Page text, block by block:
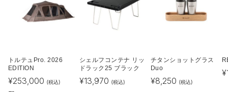
トルテュPro. 2026
EDITION
¥253,000 (税込)
シェルフコンテナ リッ
ドラック25 ブラック
¥13,970 (税込)
チタンショットグラス
Duo
¥8,250 (税込)
¥